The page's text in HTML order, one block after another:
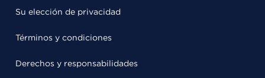
Su elección de privacidad
Términos y condiciones
Derechos y responsabilidades